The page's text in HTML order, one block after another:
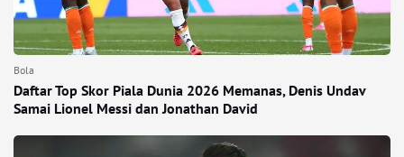
Bola
Daftar Top Skor Piala Dunia 2026 Memanas, Denis Undav
Samai Lionel Messi dan Jonathan David